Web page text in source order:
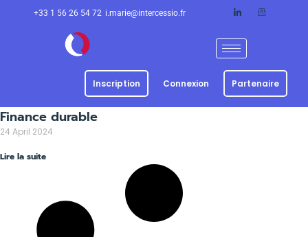
+33 1 56 26 54 72 i.marie@intercessio.fr
Inscription Connexion Partenaire
Finance durable
24 April 2024
Lire la suite